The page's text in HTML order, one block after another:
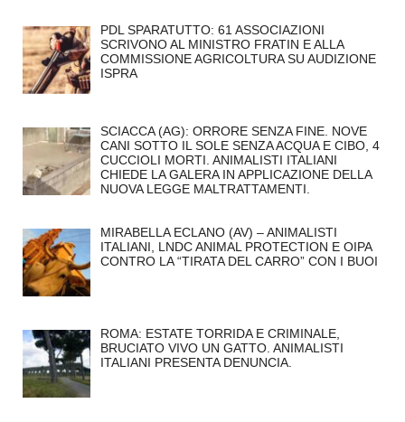
PDL SPARATUTTO: 61 ASSOCIAZIONI
SCRIVONO AL MINISTRO FRATIN E ALLA
COMMISSIONE AGRICOLTURA SU AUDIZIONE
ISPRA
SCIACCA (AG): ORRORE SENZA FINE. NOVE
CANI SOTTO IL SOLE SENZA ACQUA E CIBO, 4
CUCCIOLI MORTI. ANIMALISTI ITALIANI
CHIEDE LA GALERA IN APPLICAZIONE DELLA
NUOVA LEGGE MALTRATTAMENTI.
MIRABELLA ECLANO (AV) – ANIMALISTI
ITALIANI, LNDC ANIMAL PROTECTION E OIPA
CONTRO LA “TIRATA DEL CARRO” CON I BUOI
ROMA: ESTATE TORRIDA E CRIMINALE,
BRUCIATO VIVO UN GATTO. ANIMALISTI
ITALIANI PRESENTA DENUNCIA.